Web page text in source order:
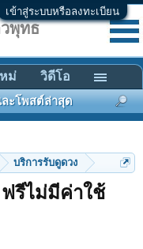
เข้าสู่ระบบหรือลงทะเบียน
บริการรับดูดวง
รีไม่มีค่าใช้
พุทธ
ะโพสต์ล่าสุด
ม่ วิดีโอ